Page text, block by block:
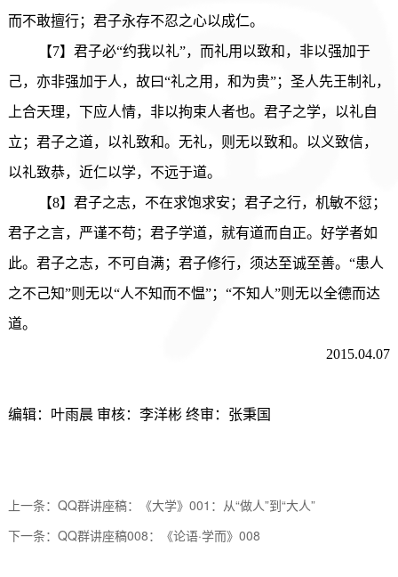
而不敢擅行；君子永存不忍之心以成仁。
【7】君子必“约我以礼”，而礼用以致和，非以强加于
己，亦非强加于人，故曰“礼之用，和为贵”；圣人先王制礼，
上合天理，下应人情，非以拘束人者也。君子之学，以礼自
立；君子之道，以礼致和。无礼，则无以致和。以义致信，
以礼致恭，近仁以学，不远于道。
【8】君子之志，不在求饱求安；君子之行，机敏不愆；
君子之言，严谨不苟；君子学道，就有道而自正。好学者如
此。君子之志，不可自满；君子修行，须达至诚至善。“患人
之不己知”则无以“人不知而不愠”；“不知人”则无以全德而达
道。
2015.04.07
编辑：叶雨晨 审核：李洋彬 终审：张秉国
上一条： QQ群讲座稿：《大学》001：从“做人”到“大人”
下一条： QQ群讲座稿008：《论语·学而》008